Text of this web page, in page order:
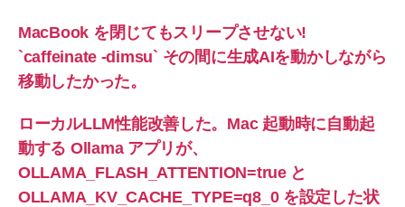
MacBook を閉じてもスリープさせない!
`caffeinate -dimsu` その間に生成AIを動かしながら
移動したかった。
ローカルLLM性能改善した。Mac 起動時に自動起
動する Ollama アプリが、
OLLAMA_FLASH_ATTENTION=true と
OLLAMA_KV_CACHE_TYPE=q8_0 を設定した状